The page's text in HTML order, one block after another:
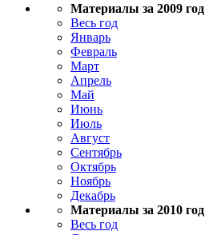
Материалы за 2009 год
Весь год
Январь
Февраль
Март
Апрель
Май
Июнь
Июль
Август
Сентябрь
Октябрь
Ноябрь
Декабрь
Материалы за 2010 год
Весь год